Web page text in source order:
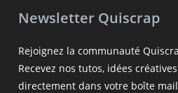
Newsletter Quiscrap
Rejoignez la communauté
Recevez nos tutos, idées
directement dans votre boîte mail